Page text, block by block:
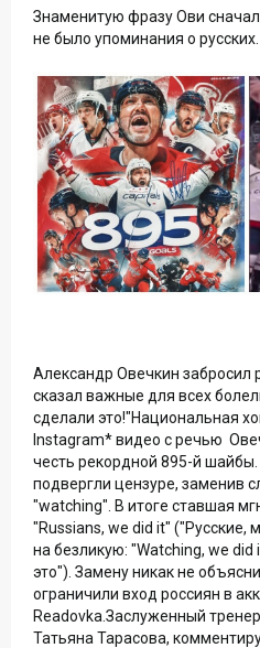
Знаменитую фразу Ови
не было упоминания о русских.
Александр Овечкин
сказал важные для всех
сделали это!"Национальная
Instagram* видео с речью
честь рекордной 895-й
подвергли цензуре, заменив
"watching". В итоге ставшая
"Russians, we did it" ("Русские,
на безликую: "Watching, we
это"). Замену никак не
ограничили вход россиян в
Readovka.Заслуженный
Татьяна Тарасова,